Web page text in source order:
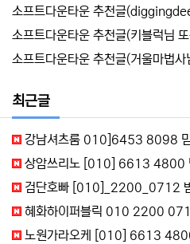
소프트다운타운 추천글
소프트다운타운 추천글(키블럭님
소프트다운타운 추천글(거울마법사
최근글
강남셔츠룸 010]6453 8098 믿고가는 강남터치룸 강
상암쓰리노 [010] 6613 4800 명불허전 상암하
검단호빠 [010]_2200_0712 밤새는 검단여
혜화하이퍼블릭 010 2200 0712 밤이짧은 대학로하
노원가라오케 [010] 6613 4800 짜릿한 노원